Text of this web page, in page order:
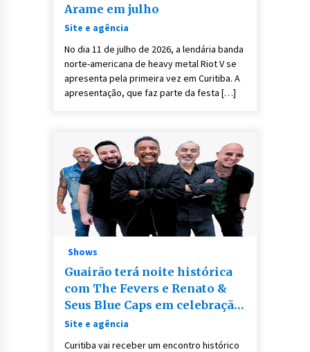
Arame em julho
Site e agência
No dia 11 de julho de 2026, a lendária banda
norte-americana de heavy metal Riot V se
apresenta pela primeira vez em Curitiba. A
apresentação, que faz parte da festa […]
Shows
Guairão terá noite histórica
com The Fevers e Renato &
Seus Blue Caps em celebração
à Jovem Guarda
Site e agência
Curitiba vai receber um encontro histórico